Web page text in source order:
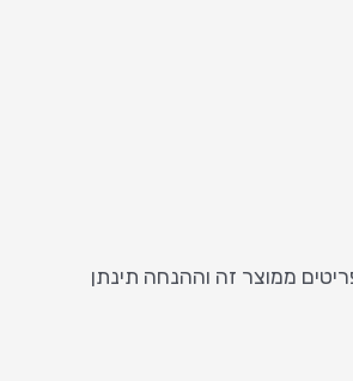
לקבל את ההנחה אנא הוסיפי לסל 3 פריטים ממוצר זה וההנחה תינתן